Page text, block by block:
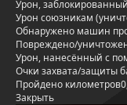
Урон,
Урон союзникам
Обнаружено машин
Повреждено/
Урон, нанесённый с
Очки захвата/защиты
Пройдено километров
Закрыть